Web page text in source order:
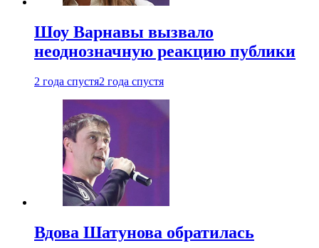
Шоу Варнавы вызвало
неоднозначную реакцию публики
2 года спустя2 года спустя
Вдова Шатунова обратилась